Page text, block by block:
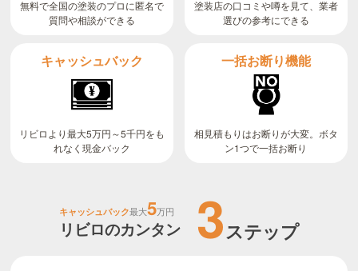
無料で全国の塗装のプロに匿名で
質問や相談ができる
塗装店の口コミや噂を見て、業者
選びの参考にできる
キャッシュバック
リビロより最大5万円～5千円をも
れなく現金バック
一括お断り機能
相見積もりはお断りが大変。ボタ
ン1つで一括お断り
キャッシュバック最大5万円
リビロのカンタン 3ステップ